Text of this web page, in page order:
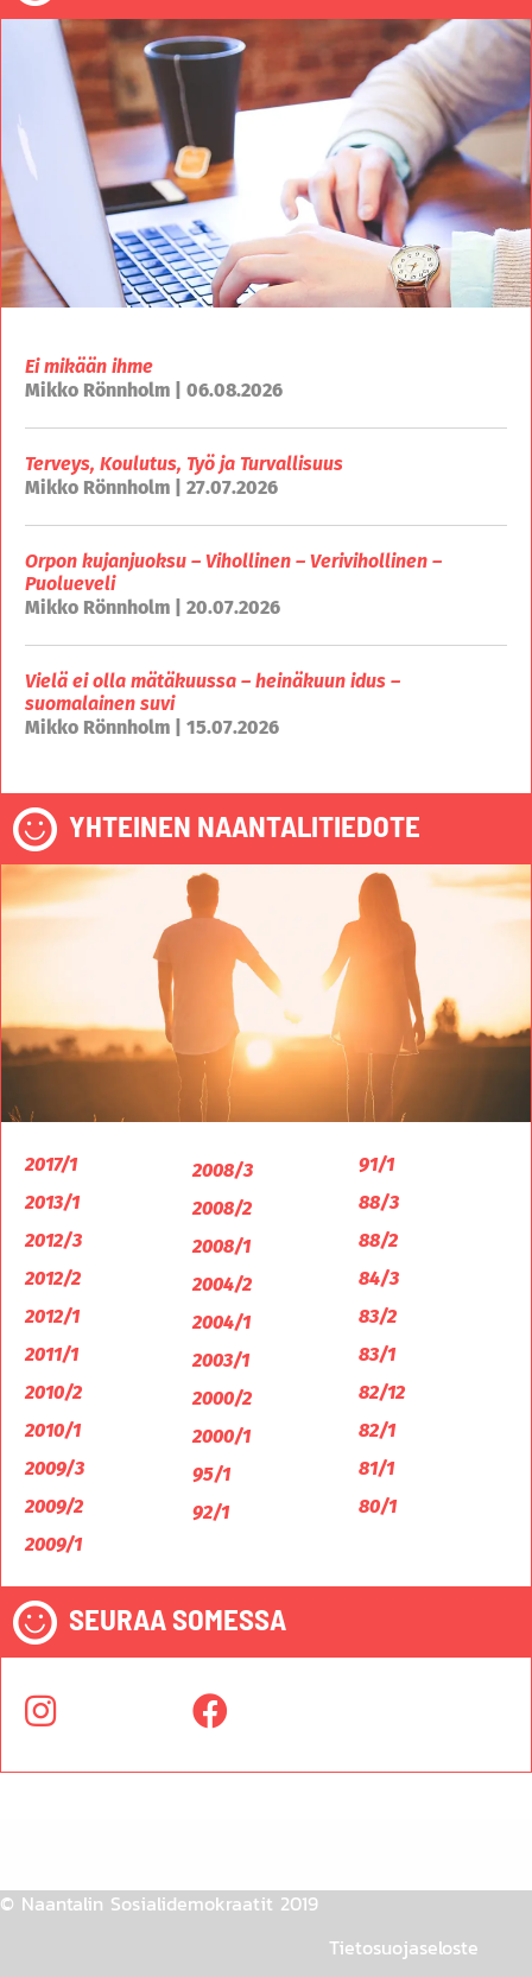
Ei mikään ihme
Mikko Rönnholm | 06.08.2026
Terveys, Koulutus, Työ ja Turvallisuus
Mikko Rönnholm | 27.07.2026
Orpon kujanjuoksu – Vihollinen – Verivihollinen –
Puolueveli
Mikko Rönnholm | 20.07.2026
Vielä ei olla mätäkuussa – heinäkuun idus –
suomalainen suvi
Mikko Rönnholm | 15.07.2026
YHTEINEN NAANTALITIEDOTE
2017/1
2013/1
2012/3
2012/2
2012/1
2011/1
2010/2
2010/1
2009/3
2009/2
2009/1
2008/3
2008/2
2008/1
2004/2
2004/1
2003/1
2000/2
2000/1
95/1
92/1
91/1
88/3
88/2
84/3
83/2
83/1
82/12
82/1
81/1
80/1
SEURAA SOMESSA
© Naantalin Sosialidemokraatit 2019
Tietosuojaseloste